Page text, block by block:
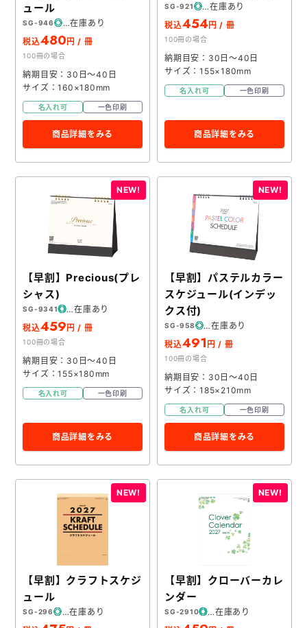
ュール
SG-946
在庫あり
税込480円 / 冊
100冊の場合
納期目安：30日～40日
サイズ：160×180mm
名入れ可 一色印刷
商品詳細をみる
SG-921
在庫あり
税込454円 / 冊
100冊の場合
納期目安：30日～40日
サイズ：155×180mm
名入れ可 一色印刷
商品詳細をみる
【早割】Precious(プレ
シャス)
SG-9341
在庫あり
税込459 円 / 冊
100冊の場合
納期目安：30日～40日
サイズ：155×180mm
名入れ可 一色印刷
商品詳細をみる
【早割】パステルカラー
スケジュール(インデッ
クス付)
SG-958
在庫あり
税込491 円 / 冊
100冊の場合
納期目安：30日～40日
サイズ：185×210mm
名入れ可 一色印刷
商品詳細をみる
【早割】クラフトスケジ
ュール
SG-296
在庫あり
【早割】クローバーカレ
ンダー
SG-2910
在庫あり